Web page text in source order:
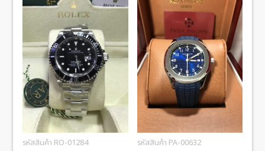
รหัสสินค้า RO-01284 รหัสสินค้า PA-00632